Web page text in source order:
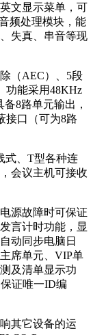
文显示菜单，可
频处理模块，能
失真、串音等现
（AEC）、5段
功能采用48KHz
8路单元输出，
接口（可为8路
式、T型各种连
会议主机可接收
源故障时可保证
言计时功能，显
动同步电脑日
席单元、VIP单
及清单显示功
证唯一ID编
其它设备的运